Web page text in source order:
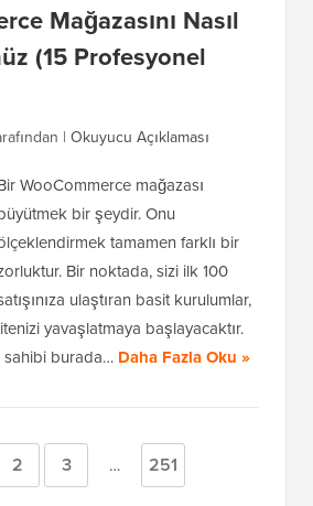
Mağazasını Nasıl
(15 Profesyonel
| Okuyucu Açıklaması
WooCommerce mağazası
bir şeydir. Onu
tamamen farklı bir
Bir noktada, sizi ilk 100
ulaştıran basit kurulumlar,
yavaşlatmaya başlayacaktır.
sahibi burada… Daha Fazla Oku »
Sayfa
2 Sayfa
3
Geçici
sayfalar
… Sayfa
251